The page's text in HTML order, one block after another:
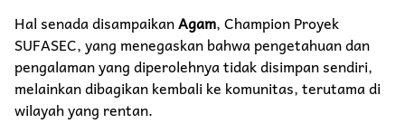
Hal senada disampaikanAgam, Champion Proyek
SUFASEC, yang menegaskan bahwa pengetahuan dan
pengalaman yang diperolehnya tidak disimpan sendiri,
melainkan dibagikan kembali ke komunitas, terutama di
wilayah yang rentan.